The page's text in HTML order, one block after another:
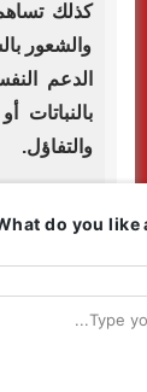
كذلك
والشعور
الدعم
بالنباتات
والتفاؤل.
ومن
الطيبة
وفي
الإنسان
do you like